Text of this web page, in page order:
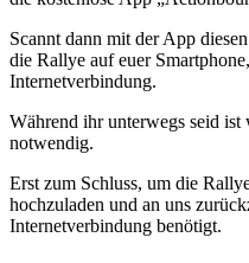
Scannt dann mit der App
die Rallye auf euer
Internetverbindung.
Während ihr unterwegs seid ist
notwendig.
Erst zum Schluss, um die
hochzuladen und an uns
Internetverbindung benötigt.